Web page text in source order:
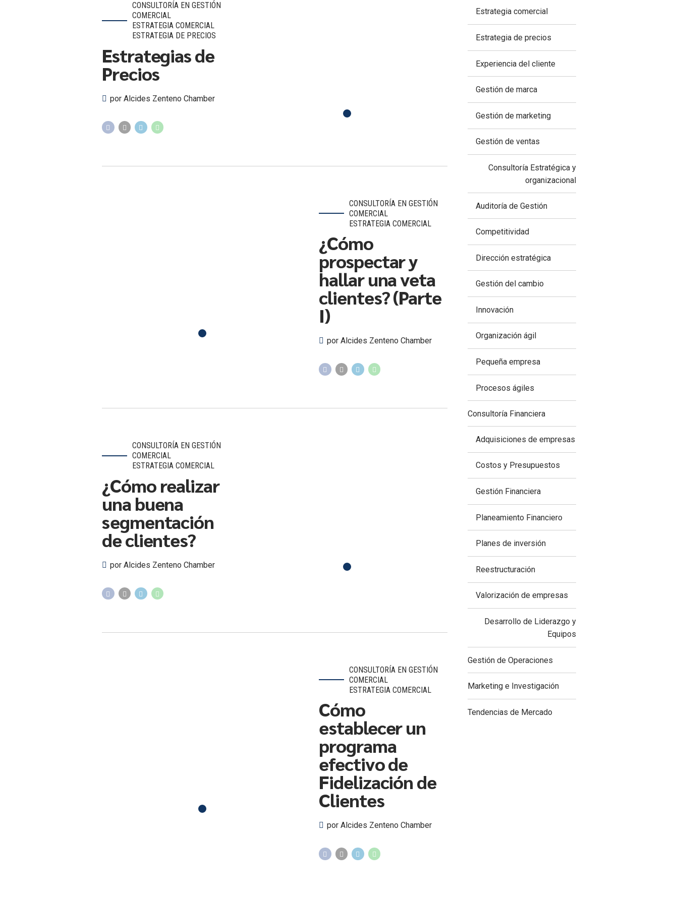
CONSULTORÍA EN GESTIÓN
COMERCIAL
ESTRATEGIA COMERCIAL
ESTRATEGIA DE PRECIOS
Estrategias de
Precios
por Alcides Zenteno Chamber
CONSULTORÍA EN GESTIÓN
COMERCIAL
ESTRATEGIA COMERCIAL
¿Cómo
prospectar y
hallar una veta
clientes? (Parte
I)
por Alcides Zenteno Chamber
CONSULTORÍA EN GESTIÓN
COMERCIAL
ESTRATEGIA COMERCIAL
¿Cómo realizar
una buena
segmentación
de clientes?
por Alcides Zenteno Chamber
CONSULTORÍA EN GESTIÓN
COMERCIAL
ESTRATEGIA COMERCIAL
Cómo
establecer un
programa
efectivo de
Fidelización de
Clientes
por Alcides Zenteno Chamber
Estrategia comercial
Estrategia de precios
Experiencia del cliente
Gestión de marca
Gestión de marketing
Gestión de ventas
Consultoría Estratégica y
organizacional
Auditoría de Gestión
Competitividad
Dirección estratégica
Gestión del cambio
Innovación
Organización ágil
Pequeña empresa
Procesos ágiles
Consultoría Financiera
Adquisiciones de empresas
Costos y Presupuestos
Gestión Financiera
Planeamiento Financiero
Planes de inversión
Reestructuración
Valorización de empresas
Desarrollo de Liderazgo y
Equipos
Gestión de Operaciones
Marketing e Investigación
Tendencias de Mercado